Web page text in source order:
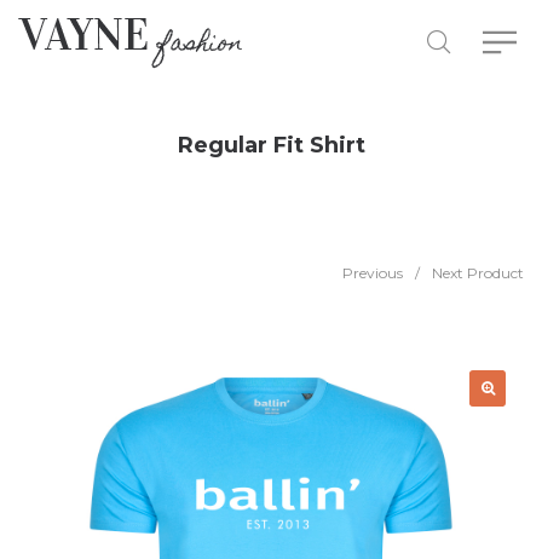
Regular Fit Shirt
Previous / Next Product